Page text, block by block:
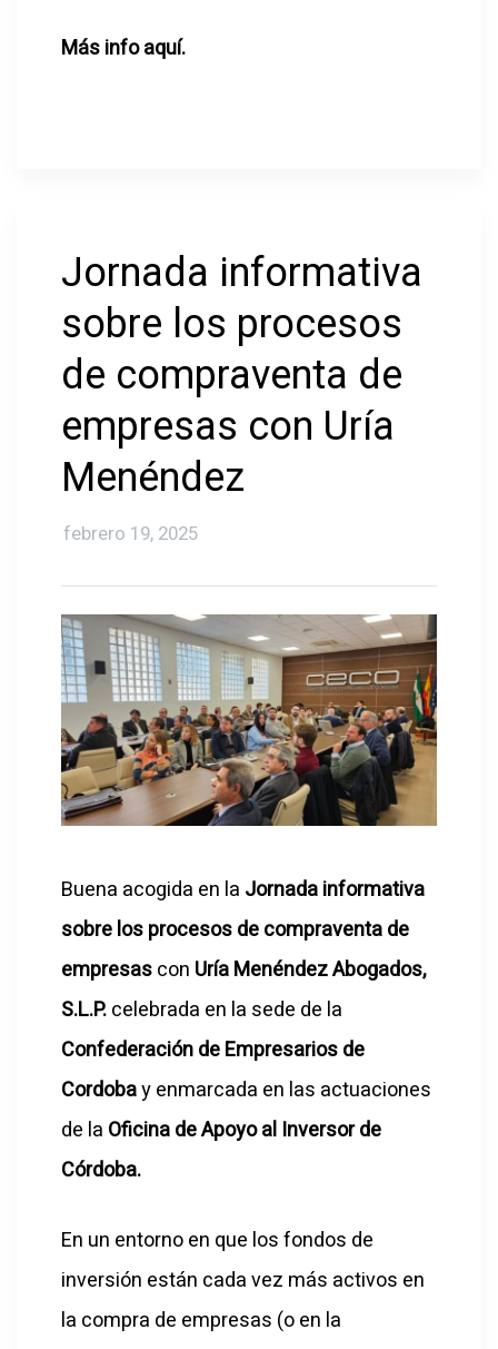
Más infoaquí.
Jornada informativa
sobre los procesos
de compraventa de
empresas con Uría
Menéndez
febrero 19, 2025
Buena acogida en la Jornada informativa
sobre los procesos de compraventa de
empresascon Uría MenéndezAbogados,
S.L.P.celebrada en la sede de la
Confederación de Empresarios de
Cordobay enmarcada en las actuaciones
de la Oficina de Apoyo al Inversor de
Córdoba.
En un entorno en que los fondos de
inversión están cada vez más activos en
la compra de empresas (o en la